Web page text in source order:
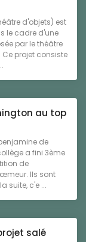
d'objets) est
le cadre d'une
par le théâtre
projet consiste
au top
de
a fini 3ème
de
Ils sont
suite, c'e ...
salé